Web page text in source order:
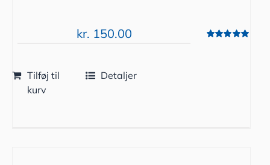
kr. 150.00
Tilføj til
kurv
Detaljer